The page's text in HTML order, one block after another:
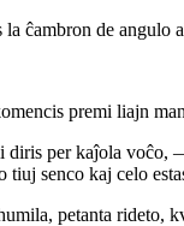
ĉambron de angulo
premi liajn
per kaĵola voĉo, —
tiuj senco kaj celo
petanta rideto,